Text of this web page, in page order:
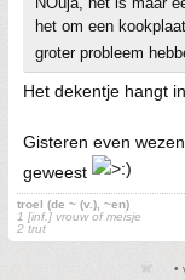
het om een
groter probleem
Het dekentje hangt
Gisteren even
geweest
troel (de ~ (v.), ~en)
1 [inf.] vrouw of meisje
2 trut
•